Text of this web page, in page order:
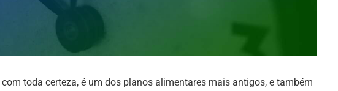
toda certeza, é um dos planos alimentares mais antigos, e também